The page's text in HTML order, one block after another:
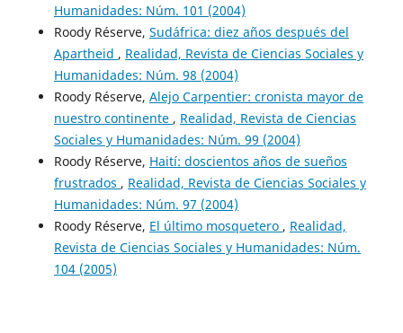
Humanidades: Núm. 101 (2004)
Roody Réserve, Sudáfrica: diez años después del
Apartheid , Realidad, Revista de Ciencias Sociales y
Humanidades: Núm. 98 (2004)
Roody Réserve, Alejo Carpentier: cronista mayor de
nuestro continente , Realidad, Revista de Ciencias
Sociales y Humanidades: Núm. 99 (2004)
Roody Réserve, Haití: doscientos años de sueños
frustrados , Realidad, Revista de Ciencias Sociales y
Humanidades: Núm. 97 (2004)
Roody Réserve, El último mosquetero , Realidad,
Revista de Ciencias Sociales y Humanidades: Núm.
104 (2005)